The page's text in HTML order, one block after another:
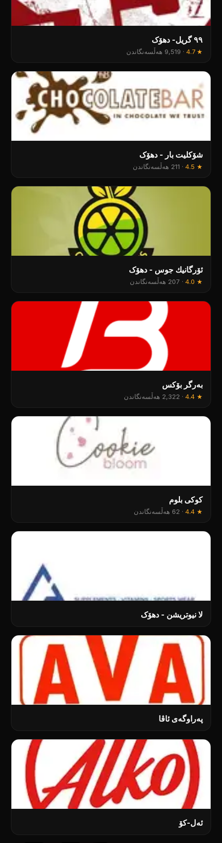
٩٩ گریل- دهۆک
★
4.7
· 9,519 هەڵسەنگاندن
شۆکلیت بار - دهۆک
★
4.5
· 211 هەڵسەنگاندن
ئۆرگانیك جوس - دهۆک
★
4.0
· 207 هەڵسەنگاندن
بەرگر بۆکس
★
4.4
· 2,322 هەڵسەنگاندن
کوکی بلوم
★
4.4
· 62 هەڵسەنگاندن
لا نیوتریشن - دهۆک
پەراوگەی ئاڤا
ئەل-کۆ